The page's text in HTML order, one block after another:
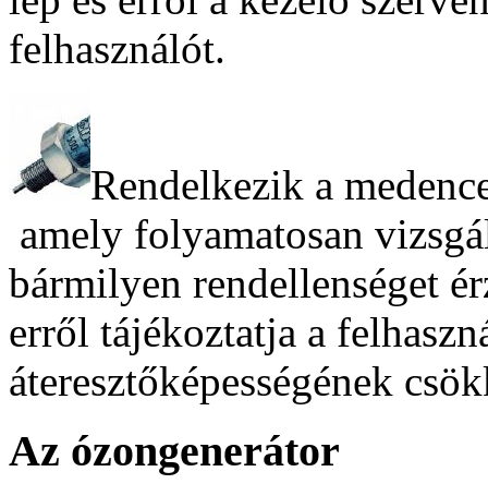
felhasználót.
Rendelkezik a
amely folyamatosan
bármilyen rendellenséget
erről tájékoztatja a
áteresztőképességének
Az ózongenerátor